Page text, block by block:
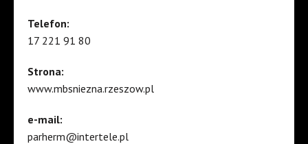
Telefon:
17 221 91 80
Strona:
www.mbsniezna.rzeszow.pl
e-mail:
parherm@intertele.pl